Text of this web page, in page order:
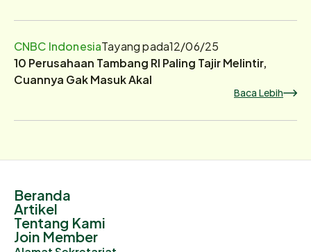
CNBC IndonesiaTayang pada12/06/25
10 Perusahaan Tambang RI Paling Tajir Melintir,
Cuannya Gak Masuk Akal
Baca Lebih
Beranda
Artikel
Tentang Kami
Join Member